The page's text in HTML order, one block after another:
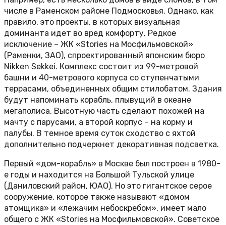
числе в Раменском районе Подмосковья. Однако, как
правило, это проекты, в которых визуальная
доминанта идет во вред комфорту. Редкое
исключение – ЖК «Stories на Мосфильмовской»
(Раменки, ЗАО), спроектированный японским бюро
Nikken Sekkei. Комплекс состоит из 99-метровой
башни и 40-метрового корпуса со ступенчатыми
террасами, объединенных общим стилобатом. Здания
будут напоминать корабль, плывущий в океане
мегаполиса. Высотную часть сделают похожей на
мачту с парусами, а второй корпус – на корму и
палубы. В темное время суток сходство с яхтой
дополнительно подчеркнет декоративная подсветка.
Первый «дом-корабль» в Москве был построен в 1980-
е годы и находится на Большой Тульской улице
(Даниловский район, ЮАО). Но это гигантское серое
сооружение, которое также называют «домом
атомщика» и «лежачим небоскребом», имеет мало
общего с ЖК «Stories на Мосфильмовской». Советское